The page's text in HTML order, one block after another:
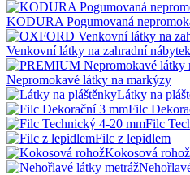
KODURA Pogumovaná
Venkovní látky na zahradní nábytek
Nepromokavé látky na markýzy
Látky na
Filc
Filc
Filc z lepidlem
Kokosová rohož